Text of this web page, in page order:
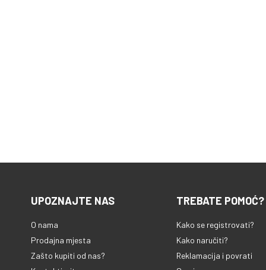
UPOZNAJTE NAS
O nama
Prodajna mjesta
Zašto kupiti od nas?
TREBATE POMOĆ?
Kako se registrovati?
Kako naručiti?
Reklamacija i povrati